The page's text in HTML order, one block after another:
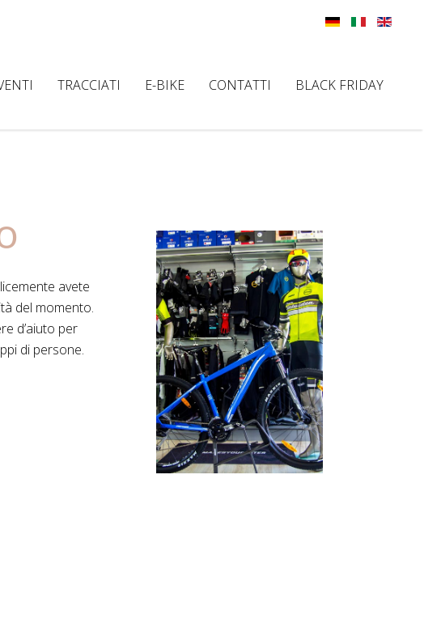
TRACCIATI E-BIKE CONTATTI BLACK FRIDAY
avete
del momento.
d’aiuto per
di persone.